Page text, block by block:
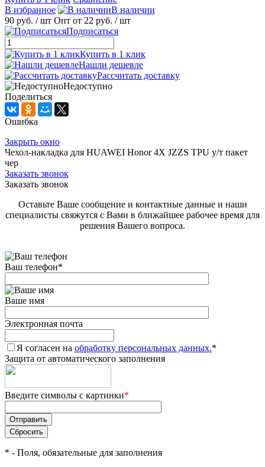
В избранное
В наличии
90 руб. / шт Опт от 22 руб. / шт
Подписаться
Купить в 1 клик
Нашли дешевле
Рассчитать доставку
Недоступно
Поделиться
Ошибка
Закрыть окно
Чехол-накладка для HUAWEI Honor 4X JZZS TPU у/т пакет
чер
Заказать звонок
Заказать звонок
Оставьте Ваше сообщение и контактные данные и наши
специалисты свяжутся с Вами в ближайшее рабочее время для
решения Вашего вопроса.
Ваш телефон*
Ваше имя
Электронная почта
Я согласен на обработку персональных данных.*
Защита от автоматического заполнения
Введите символы с картинки*
* - Поля, обязательные для заполнения